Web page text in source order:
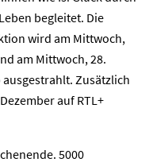
begleitet. Die
wird am Mittwoch,
am Mittwoch, 28.
ausgestrahlt. Zusätzlich
auf RTL+
5000